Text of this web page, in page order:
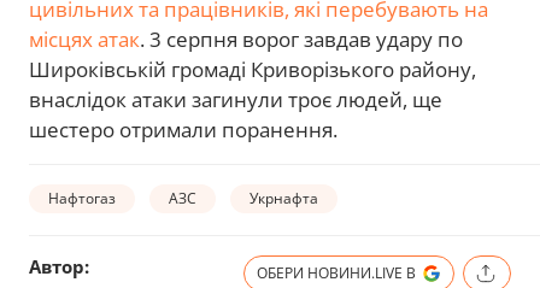
цивільних та працівників, які перебувають на
місцях атак. 3 серпня ворог завдав удару по
Широківській громаді Криворізького району,
внаслідок атаки загинули троє людей, ще
шестеро отримали поранення.
Нафтогаз АЗС Укрнафта
Автор: ОБЕРИ НОВИНИ.LIVE В